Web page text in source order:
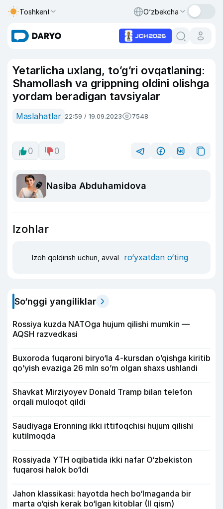
Toshkent O‘zbekcha
Yetarlicha uxlang, to‘g‘ri ovqatlaning:
Shamollash va grippning oldini olishga
yordam beradigan tavsiyalar
Maslahatlar 22:59 / 19.09.2023 7548
0 0
Nasiba Abduhamidova
Izohlar
Izoh qoldirish uchun, avval ro‘yxatdan o‘ting
So‘nggi yangiliklar
Rossiya kuzda NATOga hujum qilishi mumkin —
AQSH razvedkasi
Buxoroda fuqaroni biryo‘la 4-kursdan o’qishga kiritib
qo’yish evaziga 26 mln so’m olgan shaxs ushlandi
Shavkat Mirziyoyev Donald Tramp bilan telefon
orqali muloqot qildi
Saudiyaga Eronning ikki ittifoqchisi hujum qilishi
kutilmoqda
Rossiyada YTH oqibatida ikki nafar O‘zbekiston
fuqarosi halok bo‘ldi
Jahon klassikasi: hayotda hech bo‘lmaganda bir
marta o‘qish kerak bo‘lgan kitoblar (II qism)